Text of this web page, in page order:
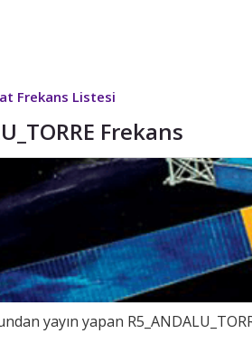
Frekans Listesi
Frekans
yayın yapan